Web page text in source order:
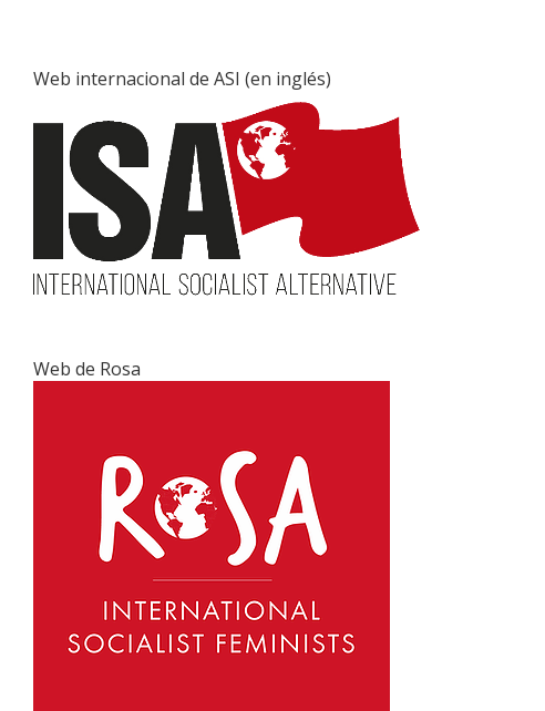
Web internacional de ASI (en inglés)
Web de Rosa